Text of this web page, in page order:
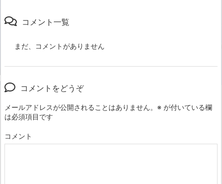
コメント一覧
まだ、コメントがありません
コメントをどうぞ
メールアドレスが公開されることはありません。 ※ が付いている欄
は必須項目です
コメント